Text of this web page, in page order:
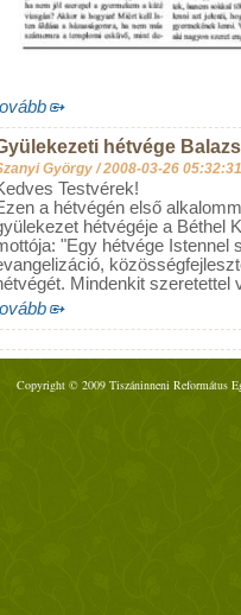
hétvége
György /2008-03-26 05:32:31
Testvérek!
a hétvégén első
hétvégéje a Béthel
"Egy hétvége Istennel
Mindenkit szeretettel
Copyright © 2009 Tiszáninneni Református